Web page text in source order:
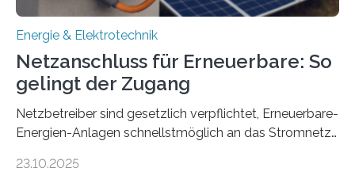
Energie & Elektrotechnik
Netzanschluss für Erneuerbare: So
gelingt der Zugang
Netzbetreiber sind gesetzlich verpflichtet, Erneuerbare-
Energien-Anlagen schnellstmöglich an das Stromnetz
ermöglichen. Doch der dafür nötige Netzausbau hinkt
23.10.2025